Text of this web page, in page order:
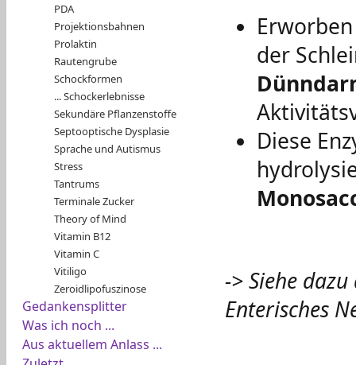
PDA
Projektionsbahnen
Prolaktin
Rautengrube
Schockformen
... Schockerlebnisse
Sekundäre Pflanzenstoffe
Septooptische Dysplasie
Sprache und Autismus
Stress
Tantrums
Terminale Zucker
Theory of Mind
Vitamin B12
Vitamin C
Vitiligo
Zeroidlipofuszinose
Gedankensplitter
Was ich noch ...
Aus aktuellem Anlass ...
der
Diese
-> Siehe
Enterisches